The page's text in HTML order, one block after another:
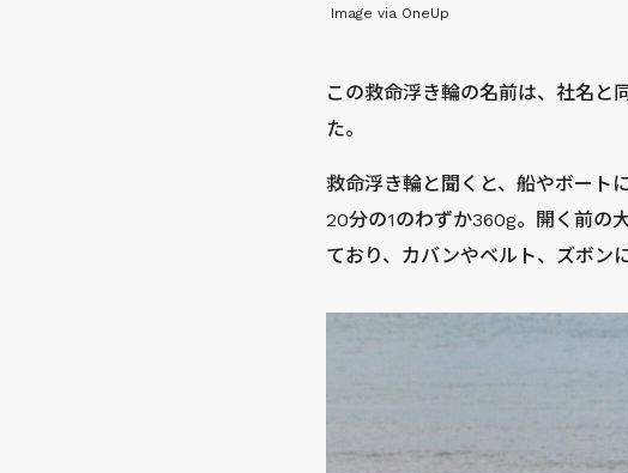
Image via OneUp
この救命浮き輪の名前は、社名と
た。
救命浮き輪と聞くと、船やボート
20分の1のわずか360g。開く前の
ており、カバンやベルト、ズボン